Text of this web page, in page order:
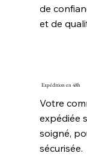
de
et de
Expédition en 48h
Votre
expédiée
soigné,
sécurisée.